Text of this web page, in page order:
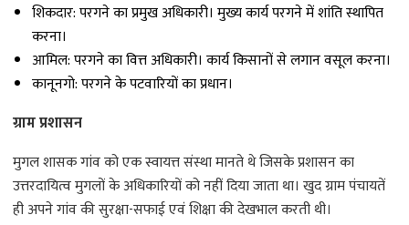
शिकदार: परगने का प्रमुख अधिकारी। मुख्य कार्य परगने में शांति स्थापित
करना।
आमिल: परगने का वित्त अधिकारी। कार्य किसानों से लगान वसूल करना।
कानूनगो: परगने के पटवारियों का प्रधान।
ग्राम प्रशासन
मुगल शासक गांव को एक स्वायत्त संस्था मानते थे जिसके प्रशासन का
उत्तरदायित्व मुगलों के अधिकारियों को नहीं दिया जाता था। खुद ग्राम पंचायतें
ही अपने गांव की सुरक्षा-सफाई एवं शिक्षा की देखभाल करती थी।